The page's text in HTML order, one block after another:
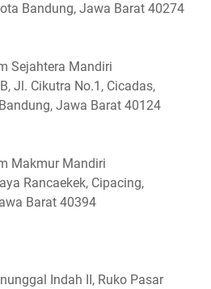
Bandung, Jawa Barat 40274
Sejahtera Mandiri
Jl. Cikutra No.1, Cicadas,
Jawa Barat 40124
Makmur Mandiri
Rancaekek, Cipacing,
Barat 40394
Indah II, Ruko Pasar